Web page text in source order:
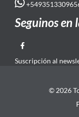
Seguinos en
Suscripción al
© 2026